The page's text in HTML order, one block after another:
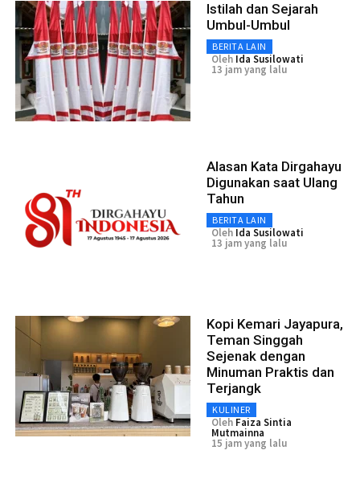
Istilah dan Sejarah
Umbul-Umbul
BERITA LAIN
Oleh Ida Susilowati
13 jam yang lalu
Alasan Kata Dirgahayu
Digunakan saat Ulang
Tahun
BERITA LAIN
Oleh Ida Susilowati
13 jam yang lalu
Kopi Kemari Jayapura,
Teman Singgah
Sejenak dengan
Minuman Praktis dan
Terjangk
KULINER
Oleh Faiza Sintia
Mutmainna
15 jam yang lalu